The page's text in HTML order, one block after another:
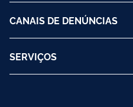
CANAIS DE DENÚNCIAS
SERVIÇOS